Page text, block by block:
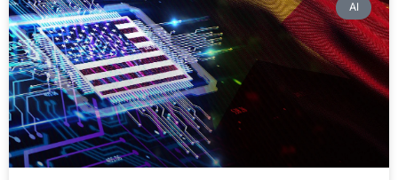
AI